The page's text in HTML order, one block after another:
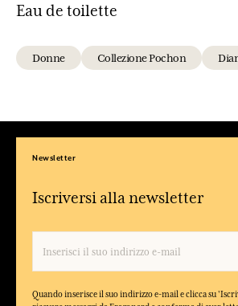
Eau de toilette
Donne Collezione Pochon
Newsletter
Iscriversi alla newsletter
Quando inserisce il suo indirizzo e-mail e clicca su